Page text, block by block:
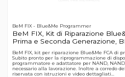
BeM FIX - Blue&Me Programmer
BeM FIX, Kit di Riparazione
Prima e Seconda Generazione,
BeM FIX, kit per riparazione Blue&Me FCA di
Subito pronto per la riprogrammazione di
programmatore e adattatore per NAND,
necessario alla lavorazione. Inoltre a corredo
riservata con istruzioni e video dettagliati...